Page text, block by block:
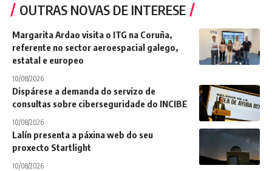
OUTRAS NOVAS DE INTERESE
Margarita Ardao visita o ITG na Coruña,
referente no sector aeroespacial galego,
estatal e europeo
10/08/2026
Dispárese a demanda do servizo de
consultas sobre ciberseguridade do INCIBE
10/08/2026
Lalín presenta a páxina web do seu
proxecto Startlight
10/08/2026